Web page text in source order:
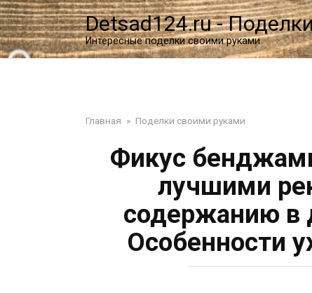
Перейти
к
контенту
Detsad124.ru -
Интересные поделки своими руками
Главная » Поделки своими руками
Фикус
лучшими
содержанию в
Особенности